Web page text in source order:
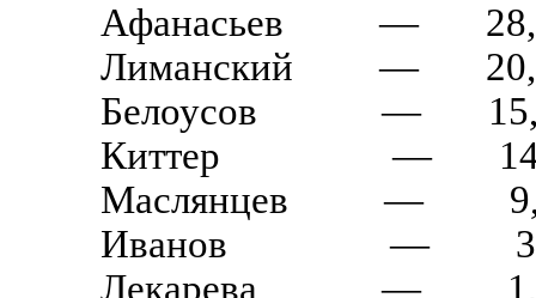
Афанасьев —
Лиманский
—
Белоусов
—
Киттер
—
Маслянцев
—
Иванов
—
Лекарева
—